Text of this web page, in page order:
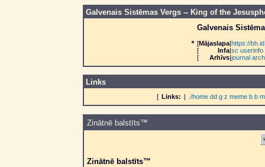
Galvenais Sistēmas Vergs -- King of the
Galvenais
[Mājaslapa| https://
[
Infa| sc userinfo
[
Arhīvs| journal
Links
[ Links: ./home dd g z meme b b m
Zinātnē balstīts™
Zinātnē balstīts™